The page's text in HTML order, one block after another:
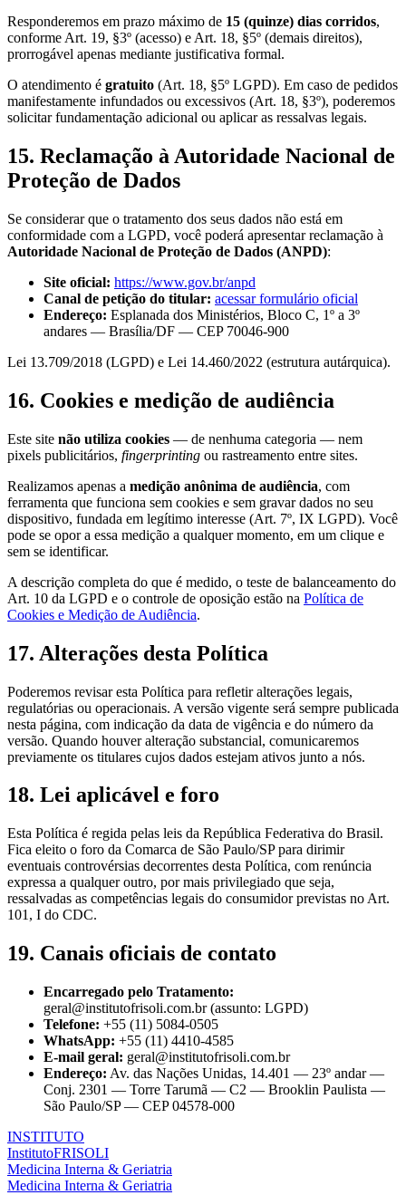
Responderemos em prazo máximo de 15 (quinze) dias corridos,
conforme Art. 19, §3º (acesso) e Art. 18, §5º (demais direitos),
prorrogável apenas mediante justificativa formal.
O atendimento é gratuito (Art. 18, §5º LGPD). Em caso de pedidos
manifestamente infundados ou excessivos (Art. 18, §3º), poderemos
solicitar fundamentação adicional ou aplicar as ressalvas legais.
15. Reclamação à Autoridade Nacional de
Proteção de Dados
Se considerar que o tratamento dos seus dados não está em
conformidade com a LGPD, você poderá apresentar reclamação à
Autoridade Nacional de Proteção de Dados (ANPD):
Site oficial: https://www.gov.br/anpd
Canal de petição do titular: acessar formulário oficial
Endereço: Esplanada dos Ministérios, Bloco C, 1º a 3º
andares — Brasília/DF — CEP 70046-900
Lei 13.709/2018 (LGPD) e Lei 14.460/2022 (estrutura autárquica).
16. Cookies e medição de audiência
Este site não utiliza cookies — de nenhuma categoria — nem
pixels publicitários, fingerprinting ou rastreamento entre sites.
Realizamos apenas a medição anônima de audiência, com
ferramenta que funciona sem cookies e sem gravar dados no seu
dispositivo, fundada em legítimo interesse (Art. 7º, IX LGPD). Você
pode se opor a essa medição a qualquer momento, em um clique e
sem se identificar.
A descrição completa do que é medido, o teste de balanceamento do
Art. 10 da LGPD e o controle de oposição estão na Política de
Cookies e Medição de Audiência.
17. Alterações desta Política
Poderemos revisar esta Política para refletir alterações legais,
regulatórias ou operacionais. A versão vigente será sempre publicada
nesta página, com indicação da data de vigência e do número da
versão. Quando houver alteração substancial, comunicaremos
previamente os titulares cujos dados estejam ativos junto a nós.
18. Lei aplicável e foro
Esta Política é regida pelas leis da República Federativa do Brasil.
Fica eleito o foro da Comarca de São Paulo/SP para dirimir
eventuais controvérsias decorrentes desta Política, com renúncia
expressa a qualquer outro, por mais privilegiado que seja,
ressalvadas as competências legais do consumidor previstas no Art.
101, I do CDC.
19. Canais oficiais de contato
Encarregado pelo Tratamento:
geral@institutofrisoli.com.br(assunto: LGPD)
Telefone: +55 (11) 5084-0505
WhatsApp: +55 (11) 4410-4585
E-mail geral: geral@institutofrisoli.com.br
Endereço: Av. das Nações Unidas, 14.401 — 23º andar —
Conj. 2301 — Torre Tarumã — C2 — Brooklin Paulista —
São Paulo/SP — CEP 04578-000
INSTITUTO
InstitutoFRISOLI
Medicina Interna & Geriatria
Medicina Interna & Geriatria